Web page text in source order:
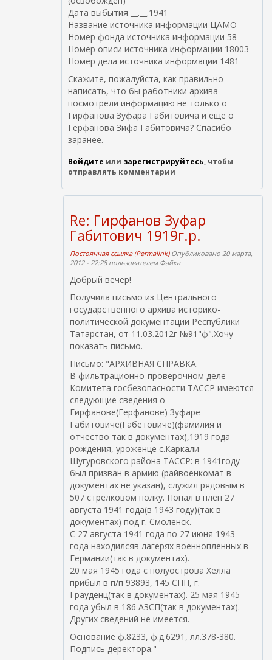
Дата выбытия __.__.1941
Название источника информации ЦАМО
Номер фонда источника информации 58
Номер описи источника информации 18003
Номер дела источника информации 1481
Скажите, пожалуйста, как правильно
написать, что бы работники архива
посмотрели информацию не только о
Гирфанова Зуфара Габитовича и еще о
Герфанова Зифа Габитовича? Спасибо
заранее.
Войдите или зарегистрируйтесь, чтобы
отправлять комментарии
Re: Гирфанов Зуфар
Габитович 1919г.р.
Постоянная ссылка (Permalink)Опубликовано 20 марта,
2012 - 22:28 пользователем Файка
Добрый вечер!
Получила письмо из Центрального
государственного архива историко-
политической документации Республики
Татарстан, от 11.03.2012г №91"ф".Хочу
показать письмо.
Письмо: "АРХИВНАЯ СПРАВКА.
В фильтрационно-проверочном деле
Комитета госбезопасности ТАССР имеются
следующие сведения о
Гирфанове(Герфанове) Зуфаре
Габитовиче(Габетовиче)(фамилия и
отчество так в документах),1919 года
рождения, уроженце с.Каркали
Шугуровского района ТАССР: в 1941году
был призван в армию (райвоенкомат в
документах не указан), служил рядовым в
507 стрелковом полку. Попал в плен 27
августа 1941 года(в 1943 году)(так в
документах) под г. Смоленск.
С 27 августа 1941 года по 27 июня 1943
года находилсяв лагерях военнопленных в
Германии(так в документах).
20 мая 1945 года с полуострова Хелла
прибыл в п/п 93893, 145 СПП, г.
Грауденц(так в документах). 25 мая 1945
года убыл в 186 АЗСП(так в документах).
Других сведений не имеется.
Основание ф.8233, ф.д.6291, лл.378-380.
Подпись деректора."